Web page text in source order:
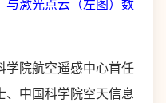
与激光点云（左图）数
院航空遥感中心首任
、中国科学院空天信息